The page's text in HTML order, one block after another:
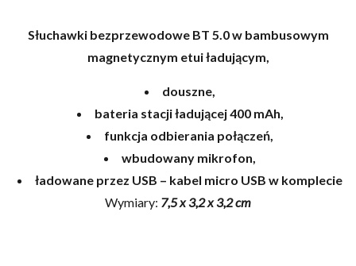
Słuchawki bezprzewodowe BT 5.0 w bambusowym
magnetycznym etui ładującym,
douszne,
bateria stacji ładującej 400 mAh,
funkcja odbierania połączeń,
wbudowany mikrofon,
ładowane przez USB – kabel micro USB w komplecie
Wymiary: 7,5 x 3,2 x 3,2 cm